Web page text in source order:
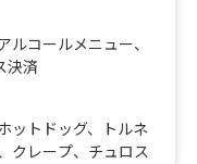
ルコールメニュー、
決済
ットドッグ、トルネ
クレープ、チュロス